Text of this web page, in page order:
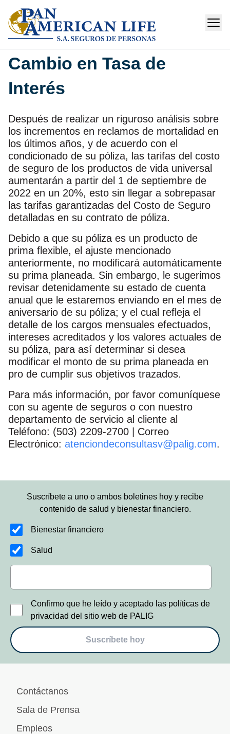
Cambio en Tasa de
Interés
Después de realizar un riguroso análisis sobre
los incrementos en reclamos de mortalidad en
los últimos años, y de acuerdo con el
condicionado de su póliza, las tarifas del costo
de seguro de los productos de vida universal
aumentarán a partir del 1 de septiembre de
2022 en un 20%, esto sin llegar a sobrepasar
las tarifas garantizadas del Costo de Seguro
detalladas en su contrato de póliza.
Debido a que su póliza es un producto de
prima flexible, el ajuste mencionado
anteriormente, no modificará automáticamente
su prima planeada. Sin embargo, le sugerimos
revisar detenidamente su estado de cuenta
anual que le estaremos enviando en el mes de
aniversario de su póliza; y el cual refleja el
detalle de los cargos mensuales efectuados,
intereses acreditados y los valores actuales de
su póliza, para así determinar si desea
modificar el monto de su prima planeada en
pro de cumplir sus objetivos trazados.
Para más información, por favor comuníquese
con su agente de seguros o con nuestro
departamento de servicio al cliente al
Teléfono: (503) 2209‑2700 | Correo
Electrónico: atenciondeconsultasv@palig.com.
Suscríbete a uno o ambos boletines hoy y recibe
contenido de salud y bienestar financiero.
Bienestar financiero
Salud
Confirmo que he leído y aceptado las políticas de
privacidad del sitio web de PALIG
Suscríbete hoy
Contáctanos
Sala de Prensa
Empleos